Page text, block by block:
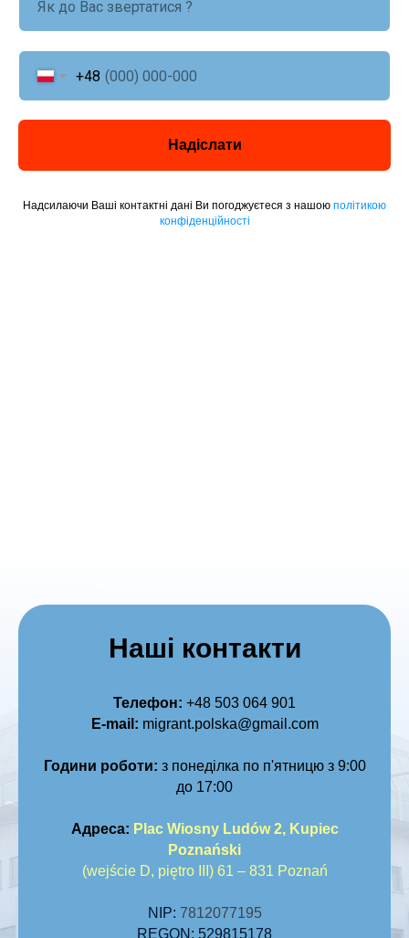
+48
Надіслати
Надсилаючи Ваші контактні дані Ви погоджуєтеся з нашою політикою
конфіденційності
Наші контакти
Телефон: +48 503 064 901
E-mail: migrant.polska@gmail.com
Години роботи: з понеділка по п'ятницю з 9:00
до 17:00
Адреса: Plac Wiosny Ludów 2, Kupiec
Poznański
(wejście D, piętro III) 61 – 831 Poznań
NIP: 7812077195
REGON: 529815178